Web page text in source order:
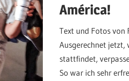
América!
Text und Fotos
Ausgerechnet jetzt,
stattfindet,
So war ich sehr